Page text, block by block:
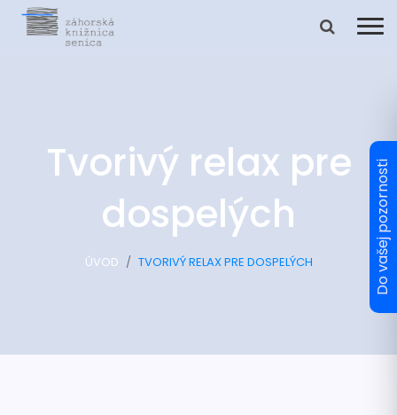
Tvorivý relax pre
dospelých
ÚVOD TVORIVÝ RELAX PRE DOSPELÝCH